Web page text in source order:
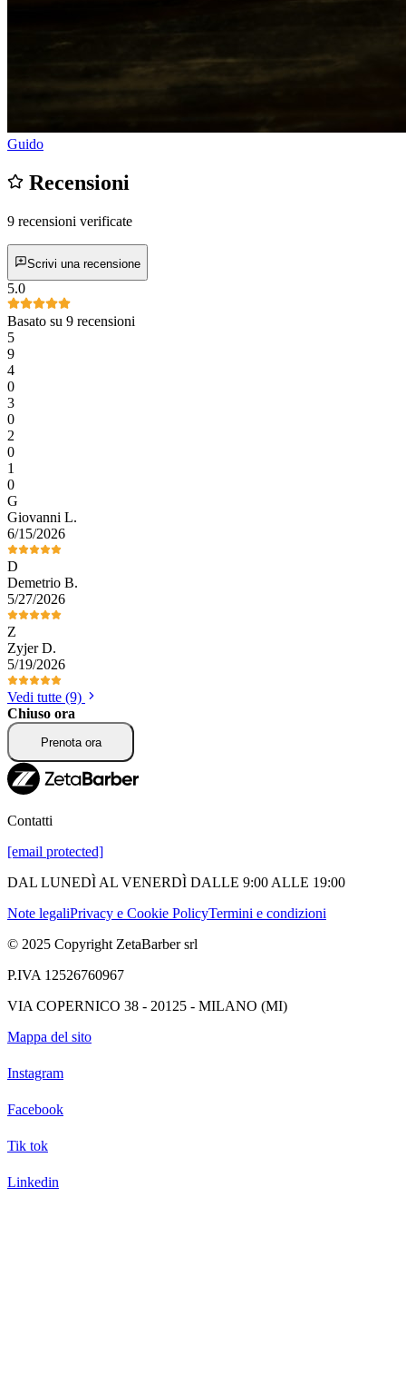
Guido
Recensioni
9 recensioni verificate
Scrivi una recensione
5.0
Basato su 9 recensioni
5
9
4
0
3
0
2
0
1
0
G
Giovanni L.
6/15/2026
D
Demetrio B.
5/27/2026
Z
Zyjer D.
5/19/2026
Vedi tutte (9)
Chiuso ora
Prenota ora
Contatti
[email protected]
DAL LUNEDÌ AL VENERDÌ DALLE 9:00 ALLE 19:00
Note legaliPrivacy e Cookie PolicyTermini e condizioni
© 2025 Copyright ZetaBarber srl
P.IVA 12526760967
VIA COPERNICO 38 - 20125 - MILANO (MI)
Mappa del sito
Instagram
Facebook
Tik tok
Linkedin